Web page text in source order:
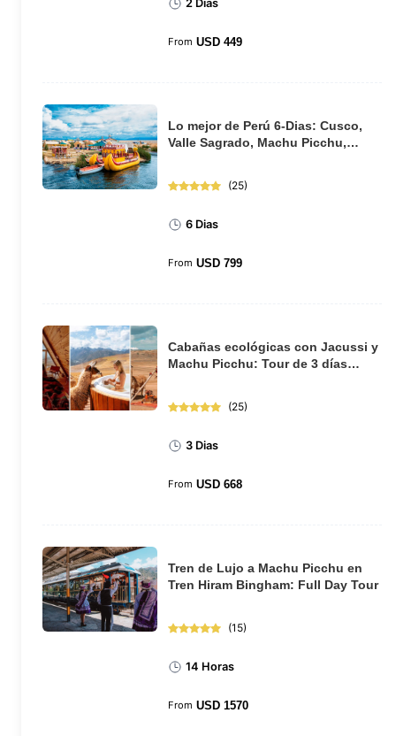
2 Dias
From USD 449
Lo mejor de Perú 6-Dias: Cusco,
Valle Sagrado, Machu Picchu,
(25)
6 Dias
From USD 799
Cabañas ecológicas con Jacussi y
Machu Picchu: Tour de 3 días
(25)
3 Dias
From USD 668
Tren de Lujo a Machu Picchu en
Tren Hiram Bingham: Full Day Tour
(15)
14 Horas
From USD 1570